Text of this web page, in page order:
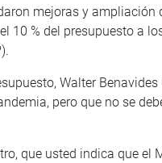
mejoras y ampliación
10 % del presupuesto a
Walter
pero que no se
que usted indica que el